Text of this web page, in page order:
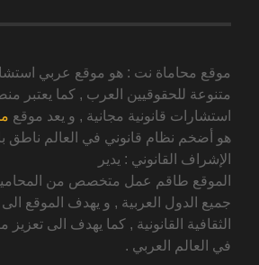
موقع محاماة نت : هو موقع عربي
متنوعة للحقوقيين العرب , كما يعتبر
استشارات قانونية مجانية , و يعد موقع
هو أضخم نظام قانوني في العالم ناطق
الإشراف القانوني : يدير
الموقع طاقم عمل متخصص من
جميع الدول العربية , و يهدف الموقع
الثقافية القانونية , كما يهدف الى تعزيز
في العالم العربي .